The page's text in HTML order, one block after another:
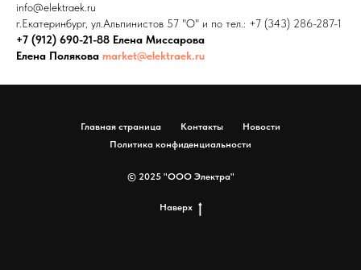
info@elektraek.ru
г.Екатеринбург, ул.Альпинистов 57 "О" и по тел.: +7 (343) 286-287-1
+7 (912) 690-21-88 Елена Миссарова
Елена Полякова market@elektraek.ru
Главная страница Контакты
Новости
Политика конфиденциальности
© 2025 "ООО Электра"
Наверх